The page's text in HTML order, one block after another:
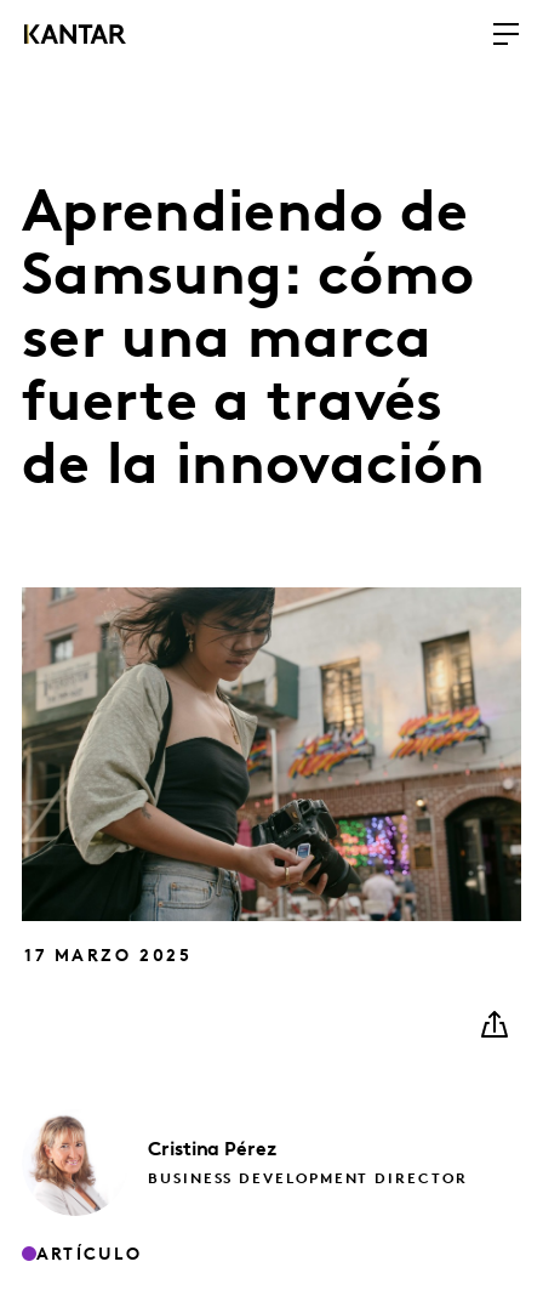
Aprendiendo de
Samsung: cómo
ser una marca
fuerte a través
de la innovación
17 MARZO 2025
Cristina Pérez
BUSINESS DEVELOPMENT DIRECTOR
ARTÍCULO